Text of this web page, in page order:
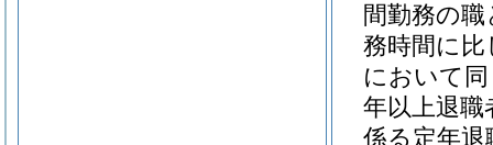
間勤務の
務時間に
において
年以上退
係る定年退